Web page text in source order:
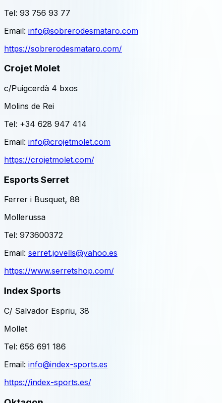
Tel: 93 756 93 77
Email: info@sobrerodesmataro.com
https://sobrerodesmataro.com/
Crojet Molet
c/Puigcerdà 4 bxos
Molins de Rei
Tel: +34 628 947 414
Email: info@crojetmolet.com
https://crojetmolet.com/
Esports Serret
Ferrer i Busquet, 88
Mollerussa
Tel: 973600372
Email: serret.jovells@yahoo.es
https://www.serretshop.com/
Index Sports
C/ Salvador Espriu, 38
Mollet
Tel: 656 691 186
Email: info@index-sports.es
https://index-sports.es/